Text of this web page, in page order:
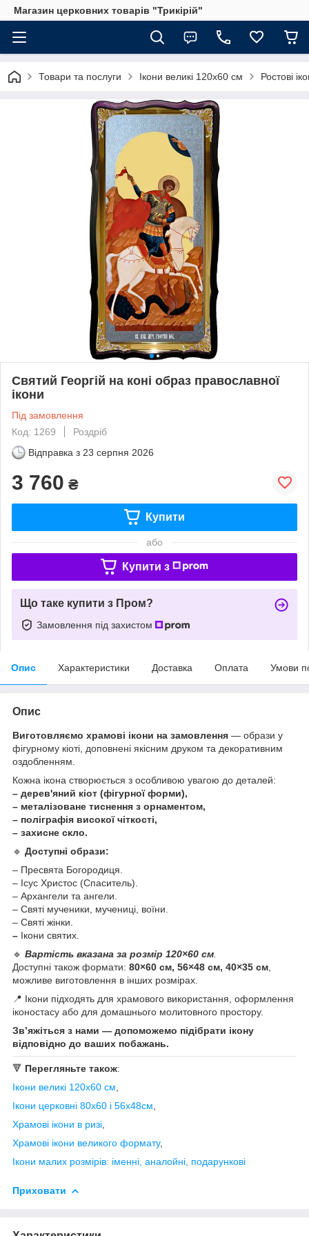
Магазин церковних товарів "Трикірій"
Товари та послуги Ікони великі 120х60 см Ростові
Святий Георгій на коні образ православної
ікони
Під замовлення
Код: 1269
Роздріб
Відправка з 23 серпня 2026
3 760 ₴
Купити
або
Купити з
Що таке купити з Пром?
Замовлення під захистом
Опис Характеристики Доставка Оплата Умови
Опис
Виготовляємо храмові ікони на замовлення — образи у
фігурному кіоті, доповнені якісним друком та декоративним
оздобленням.
Кожна ікона створюється з особливою увагою до деталей:
– дерев'яний кіот (фігурної форми),
– металізоване тиснення з орнаментом,
– поліграфія високої чіткості,
– захисне скло.
🔹 Доступні образи:
– Пресвята Богородиця.
– Ісус Христос (Спаситель).
– Архангели та ангели.
– Святі мученики, мучениці, воїни.
– Святі жінки.
– Ікони святих.
🔹 Вартість вказана за розмір 120×60 см
Доступні також формати: 80×60 см, 56×48 см, 40×35 см
можливе виготовлення в інших розмірах.
📍 Ікони підходять для храмового використання, оформлення
іконостасу або для домашнього молитовного простору.
Зв’яжіться з нами — допоможемо підібрати ікону
відповідно до ваших побажань.
🔻 Перегляньте також:
Ікони великі 120х60 см
Ікони церковні 80х60 і 56х48см
Храмові ікони в ризі
Храмові ікони великого формату,
Ікони малих розмірів: іменні, аналойні, подарункові
Приховати